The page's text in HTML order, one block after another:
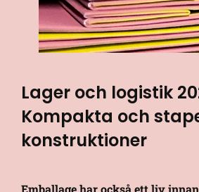
Lager och logistik
Kompakta och
konstruktioner